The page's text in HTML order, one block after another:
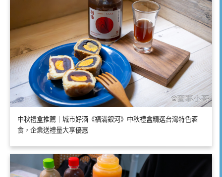
中秋禮盒推薦｜城市好酒《福滿銀河》中秋禮盒精選台灣特色酒
食，企業送禮量大享優惠